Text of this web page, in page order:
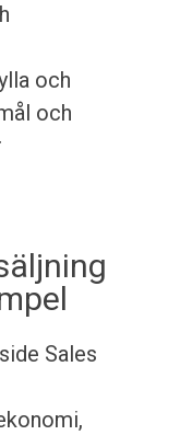
och
och
Sales